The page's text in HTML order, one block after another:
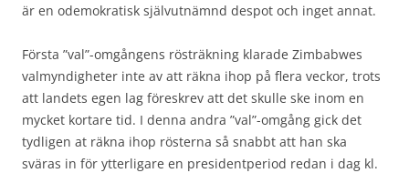
är en odemokratisk självutnämnd despot och inget annat.
Första ”val”-omgångens rösträkning klarade Zimbabwes
valmyndigheter inte av att räkna ihop på flera veckor, trots
att landets egen lag föreskrev att det skulle ske inom en
mycket kortare tid. I denna andra ”val”-omgång gick det
tydligen at räkna ihop rösterna så snabbt att han ska
sväras in för ytterligare en presidentperiod redan i dag kl.